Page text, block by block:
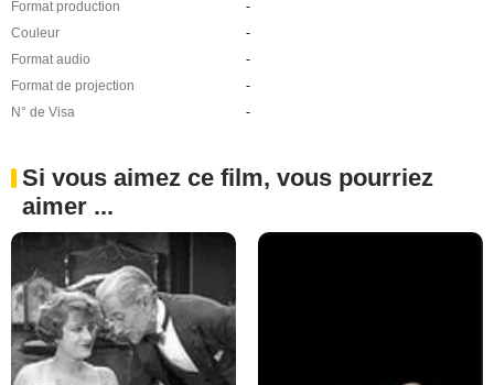
Format production
-
Couleur
-
Format audio
-
Format de projection
-
N° de Visa
-
Si vous aimez ce film, vous pourriez
aimer ...